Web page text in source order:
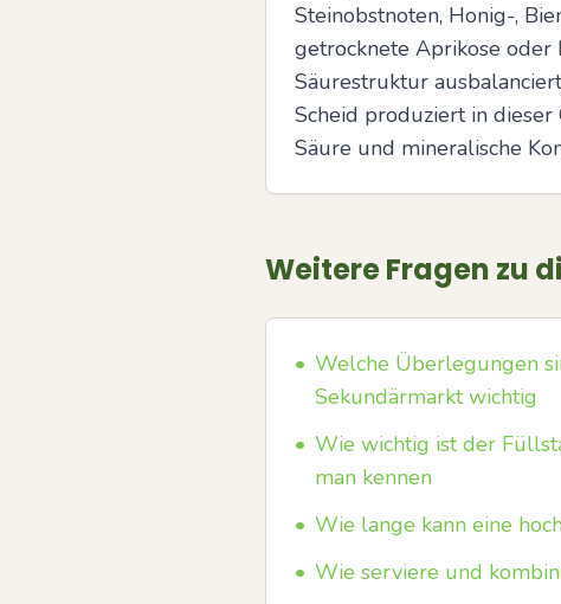
Steinobstnoten, Honig-,
getrocknete Aprikose
Säurestruktur
Scheid produziert in
Säure und mineralische
Weitere Fragen zu
• Welche Überlegungen
Sekundärmarkt wichtig
• Wie wichtig ist der
man kennen
• Wie lange kann eine
• Wie serviere und